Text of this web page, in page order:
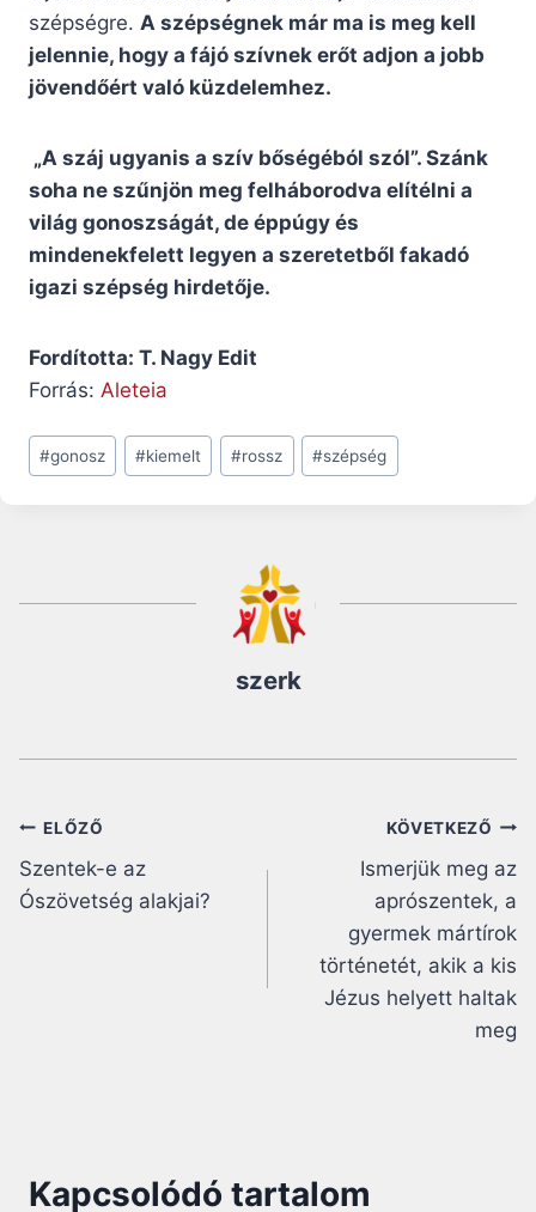
szépségre. A szépségnek már ma is meg kell
jelennie, hogy a fájó szívnek erőt adjon a jobb
jövendőért való küzdelemhez.
„A száj ugyanis a szív bőségéból szól”. Szánk
soha ne szűnjön meg felháborodva elítélni a
világ gonoszságát, de éppúgy és
mindenekfelett legyen a szeretetből fakadó
igazi szépség hirdetője.
Fordította: T. Nagy Edit
Forrás: Aleteia
Post
Tags:
#gonosz #kiemelt #rossz #szépség
szerk
Bejegyzés
navigáció
ELŐZŐ
Szentek-e az
Ószövetség alakjai?
KÖVETKEZŐ
Ismerjük meg az
aprószentek, a
gyermek mártírok
történetét, akik a kis
Jézus helyett haltak
meg
Kapcsolódó tartalom